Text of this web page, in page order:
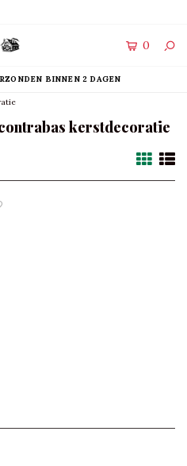
0
BINNEN 2 DAGEN
kerstdecoratie